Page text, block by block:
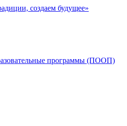
создаем будущее»
программы (ПООП)